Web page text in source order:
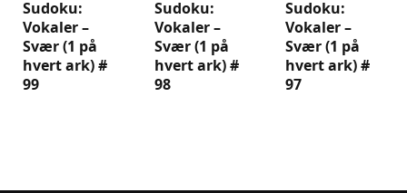
Sudoku:
Vokaler –
Svær (1 på
hvert ark) #
99
Sudoku:
Vokaler –
Svær (1 på
hvert ark) #
98
Sudoku:
Vokaler –
Svær (1 på
hvert ark) #
97